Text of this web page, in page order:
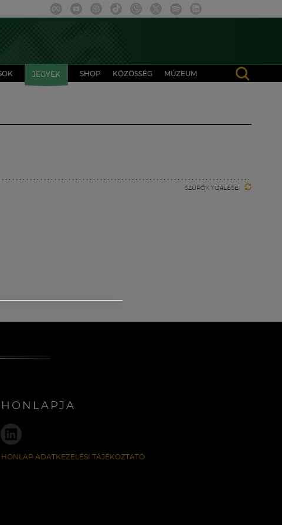
JEGYEK SHOP KÖZÖSSÉG MÚZEUM
SZŰRŐK TÖRLÉSE
HONLAP ADATKEZELÉSI TÁJÉKOZTATÓ